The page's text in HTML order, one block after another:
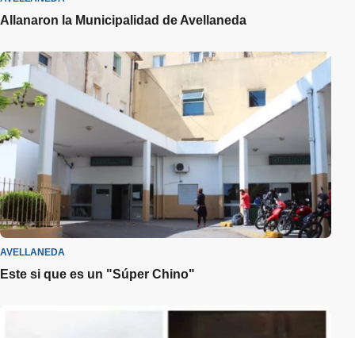
Allanaron la Municipalidad de Avellaneda
AVELLANEDA
Este si que es un "Súper Chino"